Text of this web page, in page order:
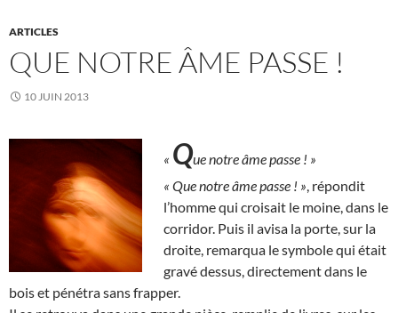
ARTICLES
QUE NOTRE ÂME PASSE !
10 JUIN 2013
« Que notre âme passe ! »
« Que notre âme passe ! » , répondit
l’homme qui croisait le moine, dans le
corridor. Puis il avisa la porte, sur la
droite, remarqua le symbole qui était
gravé dessus, directement dans le
bois et pénétra sans frapper.